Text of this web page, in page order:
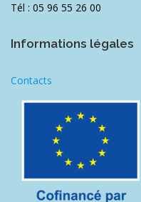
Tél : 05 96 55 26 00
Informations légales
Contacts